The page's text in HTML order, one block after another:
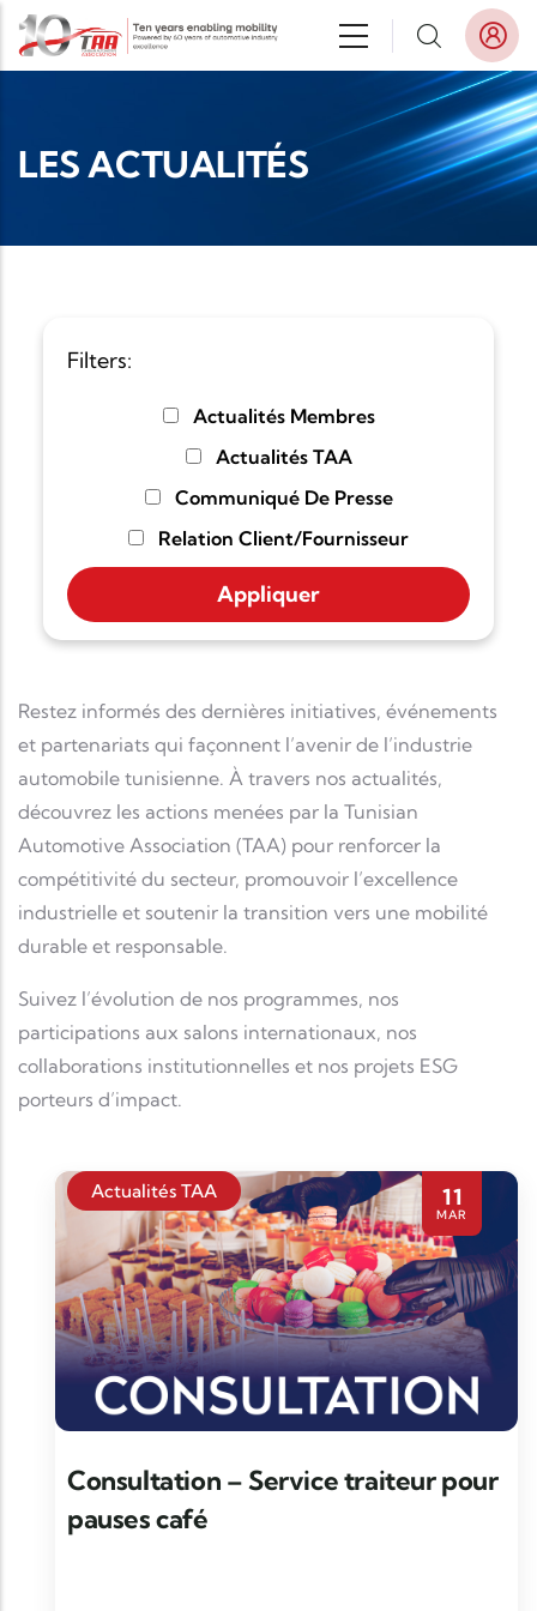
Aller au contenu principal
LES ACTUALITÉS
Filters:
Actualités Membres
Actualités TAA
Communiqué De Presse
Relation Client/Fournisseur
Restez informés des dernières initiatives, événements
et partenariats qui façonnent l’avenir de l’industrie
automobile tunisienne. À travers nos actualités,
découvrez les actions menées par la Tunisian
Automotive Association (TAA) pour renforcer la
compétitivité du secteur, promouvoir l’excellence
industrielle et soutenir la transition vers une mobilité
durable et responsable.
Suivez l’évolution de nos programmes, nos
participations aux salons internationaux, nos
collaborations institutionnelles et nos projets ESG
porteurs d’impact.
11
MAR
Actualités TAA
Consultation – Service traiteur pour
pauses café